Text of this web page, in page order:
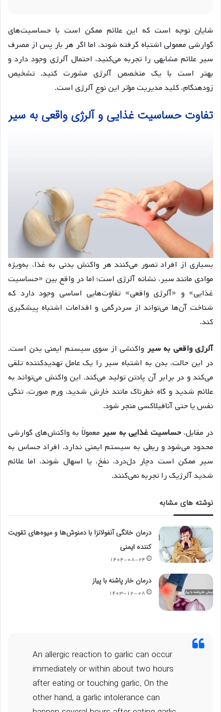
شایان توجه است که این علائم ممکن است با حساسیت‌های
گوارشی معمولی اشتباه گرفته شوند، اما اگر هر بار پس از مصرف
سیر علائم مشابهی را تجربه می‌کنید، احتمال آلرژی وجود دارد و
بهتر است با یک متخصص آلرژی مشورت کنید. تشخیص
زودهنگام، کلید مدیریت مؤثر این نوع آلرژی است.
تفاوت حساسیت غذایی و آلرژی واقعی به سیر
بسیاری از افراد تصور می‌کنند هر واکنش بدنی به غذا، به‌ویژه
موادی مانند سیر، نشانه آلرژی است؛ اما در واقع بین «حساسیت
غذایی» و «آلرژی واقعی» تفاوت‌هایی اساسی وجود دارد که
شناخت آن‌ها می‌تواند از سردرگمی و اقدامات اشتباه پیشگیری
کند.
آلرژی واقعی به سیر واکنشی از سوی سیستم ایمنی بدن است.
در این حالت، بدن به اشتباه سیر را یک عامل تهدیدکننده تلقی
می‌کند و در برابر آن پادتن تولید می‌کند. این واکنش می‌تواند به
علائم شدید و گاه خطرناک مانند خارش شدید، ورم صورت، تنگی
نفس یا حتی آنافیلاکسی منجر شود.
در مقابل،حساسیت غذایی به سیرمعمولاً به واکنش‌های گوارشی
محدود می‌شود و ربطی به سیستم ایمنی ندارد. افراد حساس به
سیر ممکن است دچار دل‌درد، نفخ، یا اسهال شوند، اما علائم
شدید آلرژیک را تجربه نمی‌کنند.
نوشته های مشابه
درمان خانگی آنفولانزا با دمنوش‌ها و میوه‌های تقویت
کننده ایمنی
۱۴۰۴-۰۸-۲۴
درمان خار پاشنه با پیاز
۱۴۰۳-۱۲-۰۸
An allergic reaction to garlic can occur
immediately or within about two hours
after eating or touching garlic. On the
other hand, a garlic intolerance can